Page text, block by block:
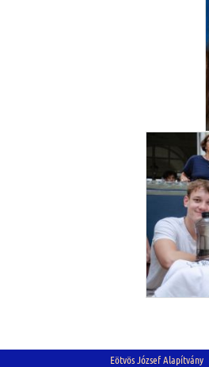
Eötvös József Alapítvány